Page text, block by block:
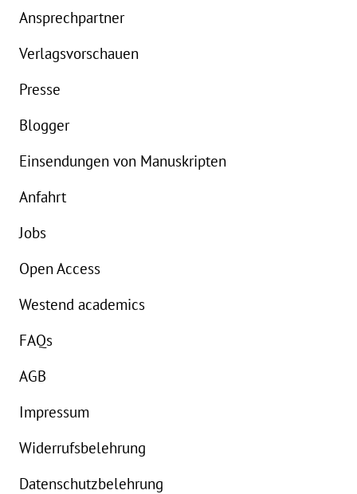
Ansprechpartner
Verlagsvorschauen
Presse
Blogger
Einsendungen von Manuskripten
Anfahrt
Jobs
Open Access
Westend academics
FAQs
AGB
Impressum
Widerrufsbelehrung
Datenschutzbelehrung